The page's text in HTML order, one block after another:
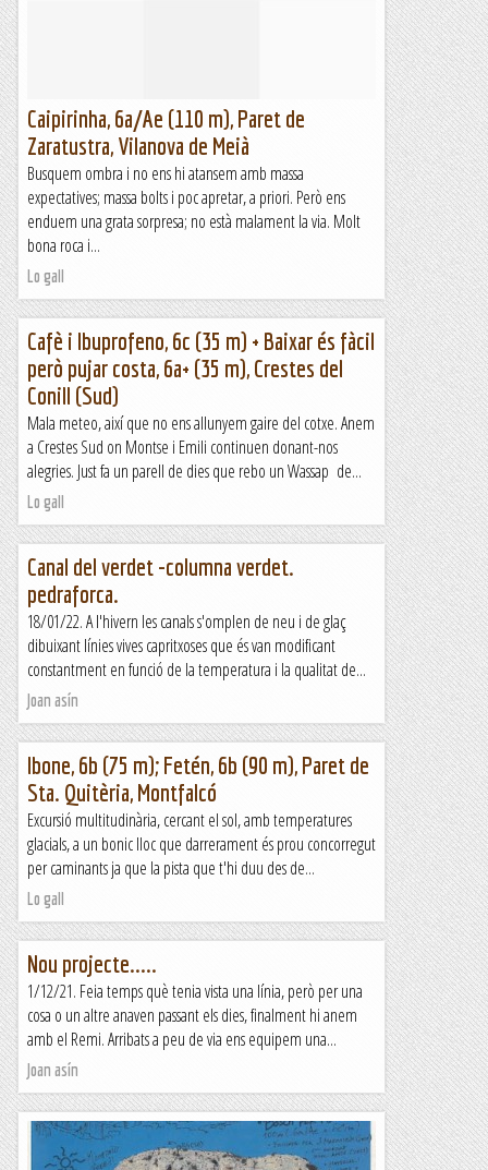
Caipirinha, 6a/Ae (110 m), Paret de
Zaratustra, Vilanova de Meià
Busquem ombra i no ens hi atansem amb massa
expectatives; massa bolts i poc apretar, a priori. Però ens
enduem una grata sorpresa; no està malament la via. Molt
bona roca i...
Lo gall
Cafè i Ibuprofeno, 6c (35 m) + Baixar és fàcil
però pujar costa, 6a+ (35 m), Crestes del
Conill (Sud)
Mala meteo, així que no ens allunyem gaire del cotxe. Anem
a Crestes Sud on Montse i Emili continuen donant-nos
alegries. Just fa un parell de dies que rebo un Wassap de...
Lo gall
Canal del verdet -columna verdet.
pedraforca.
18/01/22. A l'hivern les canals s'omplen de neu i de glaç
dibuixant línies vives capritxoses que és van modificant
constantment en funció de la temperatura i la qualitat de...
Joan asín
Ibone, 6b (75 m); Fetén, 6b (90 m), Paret de
Sta. Quitèria, Montfalcó
Excursió multitudinària, cercant el sol, amb temperatures
glacials, a un bonic lloc que darrerament és prou concorregut
per caminants ja que la pista que t'hi duu des de...
Lo gall
Nou projecte.....
1/12/21. Feia temps què tenia vista una línia, però per una
cosa o un altre anaven passant els dies, finalment hi anem
amb el Remi. Arribats a peu de via ens equipem una...
Joan asín